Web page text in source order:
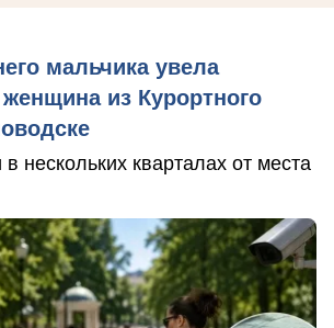
мальчика увела
женщина из Курортного
нескольких кварталах от места